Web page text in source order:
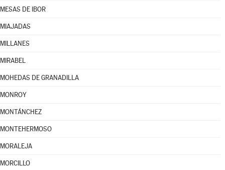
MESAS DE IBOR
MIAJADAS
MILLANES
MIRABEL
MOHEDAS DE GRANADILLA
MONROY
MONTÁNCHEZ
MONTEHERMOSO
MORALEJA
MORCILLO